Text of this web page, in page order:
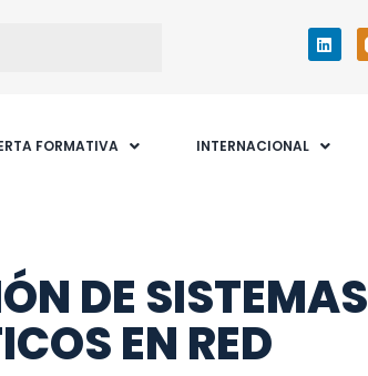
FORMATIVA INTERNACIONAL
DE SISTEMAS
EN RED